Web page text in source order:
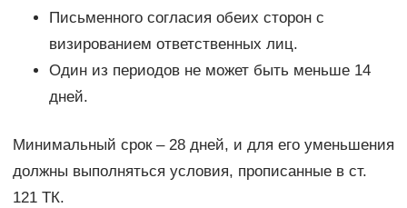
Письменного согласия обеих сторон с
визированием ответственных лиц.
Один из периодов не может быть меньше 14
дней.
Минимальный срок – 28 дней, и для его уменьшения
должны выполняться условия, прописанные в ст.
121 ТК.